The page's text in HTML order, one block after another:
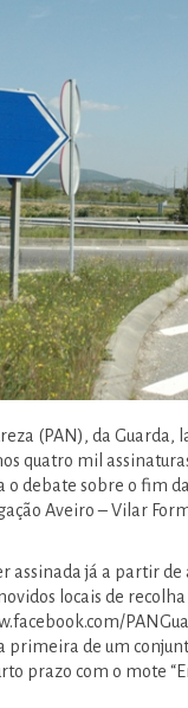
(PAN), da Guarda,
quatro mil
o debate sobre o fim
Aveiro – Vilar
assinada já a partir
locais de recolha
primeira de um
prazo com o mote